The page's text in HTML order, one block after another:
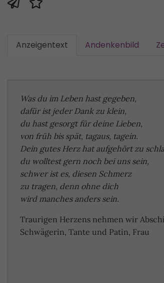
Anzeigentext Andenkenbild
Was du im Leben hast gegeben,
dafür ist jeder Dank zu klein,
du hast gesorgt für deine Lieben,
von früh bis spät, tagaus, tagein.
Dein gutes Herz hat aufgehört zu
du wolltest gern noch bei uns sein,
schwer ist es, diesen Schmerz
zu tragen, denn ohne dich
wird manches anders sein.
Traurigen Herzens nehmen wir
Schwägerin, Tante und Patin, Frau